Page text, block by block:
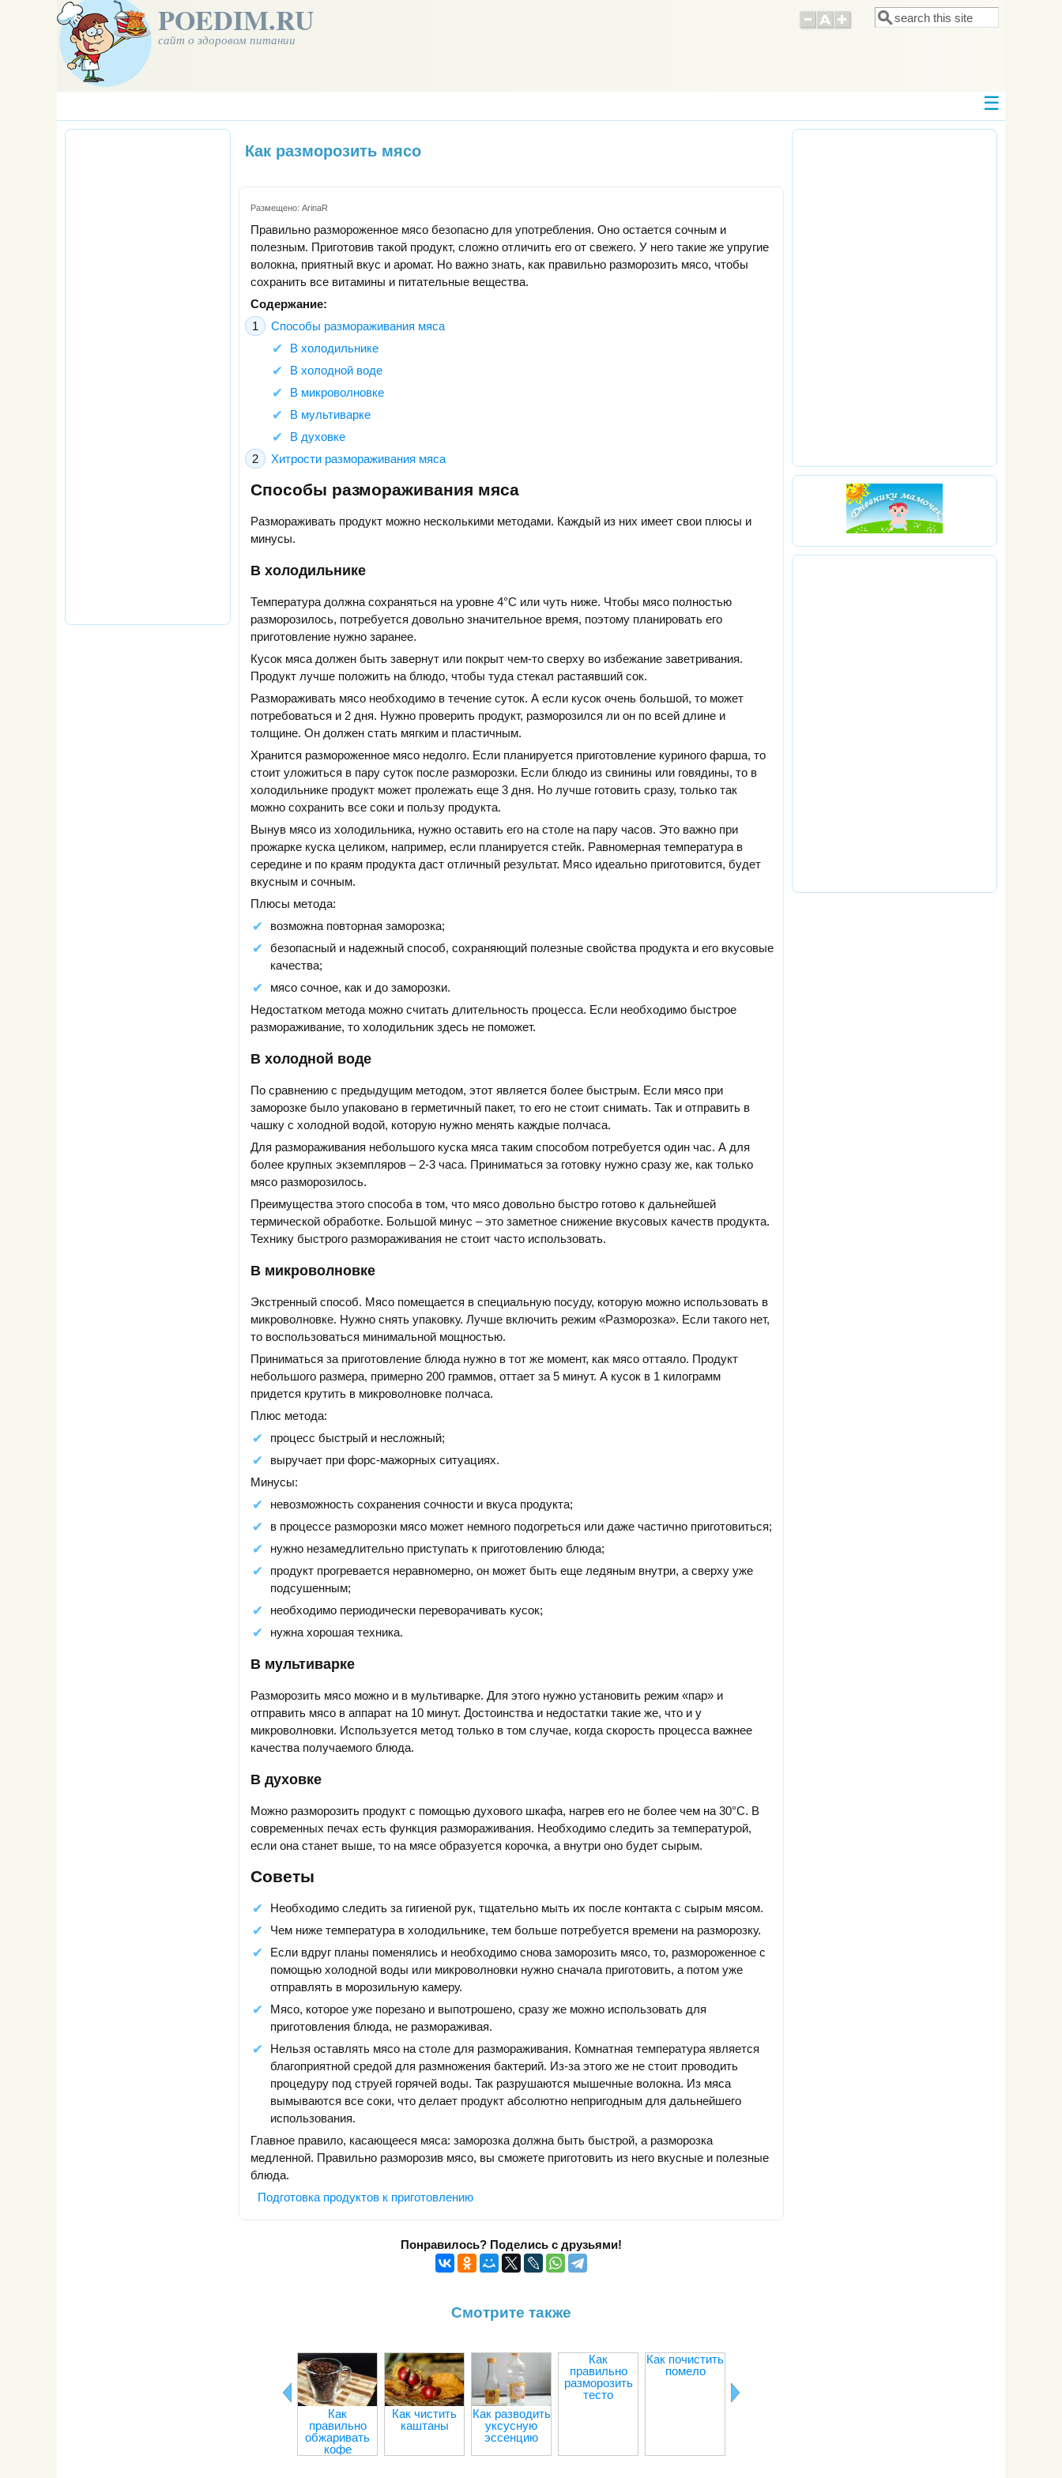
POEDIM.RU
сайт о здоровом питании
Форма поиска
Поиск
Как разморозить мясо
Размещено: ArinaR
Правильно размороженное мясо безопасно для употребления. Оно остается сочным и
полезным. Приготовив такой продукт, сложно отличить его от свежего. У него такие же упругие
волокна, приятный вкус и аромат. Но важно знать, как правильно разморозить мясо, чтобы
сохранить все витамины и питательные вещества.
Содержание:
Способы размораживания мяса
В холодильнике
В холодной воде
В микроволновке
В мультиварке
В духовке
Хитрости размораживания мяса
Способы размораживания мяса
Размораживать продукт можно несколькими методами. Каждый из них имеет свои плюсы и
минусы.
В холодильнике
Температура должна сохраняться на уровне 4°С или чуть ниже. Чтобы мясо полностью
разморозилось, потребуется довольно значительное время, поэтому планировать его
приготовление нужно заранее.
Кусок мяса должен быть завернут или покрыт чем-то сверху во избежание заветривания.
Продукт лучше положить на блюдо, чтобы туда стекал растаявший сок.
Размораживать мясо необходимо в течение суток. А если кусок очень большой, то может
потребоваться и 2 дня. Нужно проверить продукт, разморозился ли он по всей длине и
толщине. Он должен стать мягким и пластичным.
Хранится размороженное мясо недолго. Если планируется приготовление куриного фарша, то
стоит уложиться в пару суток после разморозки. Если блюдо из свинины или говядины, то в
холодильнике продукт может пролежать еще 3 дня. Но лучше готовить сразу, только так
можно сохранить все соки и пользу продукта.
Вынув мясо из холодильника, нужно оставить его на столе на пару часов. Это важно при
прожарке куска целиком, например, если планируется стейк. Равномерная температура в
середине и по краям продукта даст отличный результат. Мясо идеально приготовится, будет
вкусным и сочным.
Плюсы метода:
возможна повторная заморозка;
безопасный и надежный способ, сохраняющий полезные свойства продукта и его вкусовые
качества;
мясо сочное, как и до заморозки.
Недостатком метода можно считать длительность процесса. Если необходимо быстрое
размораживание, то холодильник здесь не поможет.
В холодной воде
По сравнению с предыдущим методом, этот является более быстрым. Если мясо при
заморозке было упаковано в герметичный пакет, то его не стоит снимать. Так и отправить в
чашку с холодной водой, которую нужно менять каждые полчаса.
Для размораживания небольшого куска мяса таким способом потребуется один час. А для
более крупных экземпляров – 2-3 часа. Приниматься за готовку нужно сразу же, как только
мясо разморозилось.
Преимущества этого способа в том, что мясо довольно быстро готово к дальнейшей
термической обработке. Большой минус – это заметное снижение вкусовых качеств продукта.
Технику быстрого размораживания не стоит часто использовать.
В микроволновке
Экстренный способ. Мясо помещается в специальную посуду, которую можно использовать в
микроволновке. Нужно снять упаковку. Лучше включить режим «Разморозка». Если такого нет,
то воспользоваться минимальной мощностью.
Приниматься за приготовление блюда нужно в тот же момент, как мясо оттаяло. Продукт
небольшого размера, примерно 200 граммов, оттает за 5 минут. А кусок в 1 килограмм
придется крутить в микроволновке полчаса.
Плюс метода:
процесс быстрый и несложный;
выручает при форс-мажорных ситуациях.
Минусы:
невозможность сохранения сочности и вкуса продукта;
в процессе разморозки мясо может немного подогреться или даже частично приготовиться;
нужно незамедлительно приступать к приготовлению блюда;
продукт прогревается неравномерно, он может быть еще ледяным внутри, а сверху уже
подсушенным;
необходимо периодически переворачивать кусок;
нужна хорошая техника.
В мультиварке
Разморозить мясо можно и в мультиварке. Для этого нужно установить режим «пар» и
отправить мясо в аппарат на 10 минут. Достоинства и недостатки такие же, что и у
микроволновки. Используется метод только в том случае, когда скорость процесса важнее
качества получаемого блюда.
В духовке
Можно разморозить продукт с помощью духового шкафа, нагрев его не более чем на 30°С. В
современных печах есть функция размораживания. Необходимо следить за температурой,
если она станет выше, то на мясе образуется корочка, а внутри оно будет сырым.
Советы
Необходимо следить за гигиеной рук, тщательно мыть их после контакта с сырым мясом.
Чем ниже температура в холодильнике, тем больше потребуется времени на разморозку.
Если вдруг планы поменялись и необходимо снова заморозить мясо, то, размороженное с
помощью холодной воды или микроволновки нужно сначала приготовить, а потом уже
отправлять в морозильную камеру.
Мясо, которое уже порезано и выпотрошено, сразу же можно использовать для
приготовления блюда, не размораживая.
Нельзя оставлять мясо на столе для размораживания. Комнатная температура является
благоприятной средой для размножения бактерий. Из-за этого же не стоит проводить
процедуру под струей горячей воды. Так разрушаются мышечные волокна. Из мяса
вымываются все соки, что делает продукт абсолютно непригодным для дальнейшего
использования.
Главное правило, касающееся мяса: заморозка должна быть быстрой, а разморозка
медленной. Правильно разморозив мясо, вы сможете приготовить из него вкусные и полезные
блюда.
Подготовка продуктов к приготовлению
Понравилось? Поделись с друзьями!
Смотрите также
Как
правильно
обжаривать
кофе
Как чистить
каштаны
Как разводить
уксусную
эссенцию
Как
правильно
разморозить
тесто
Как почистить
помело